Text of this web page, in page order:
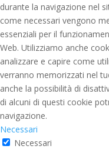
durante la navigazione nel
come necessari vengono
essenziali per il
Web. Utilizziamo anche
analizzare e capire come
verranno memorizzati nel
anche la possibilità di
di alcuni di questi cookie
navigazione.
Necessari
Necessari